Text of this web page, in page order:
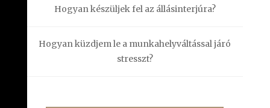
Hogyan készüljek fel az állásinterjúra?
Hogyan küzdjem le a munkahelyváltással járó
stresszt?